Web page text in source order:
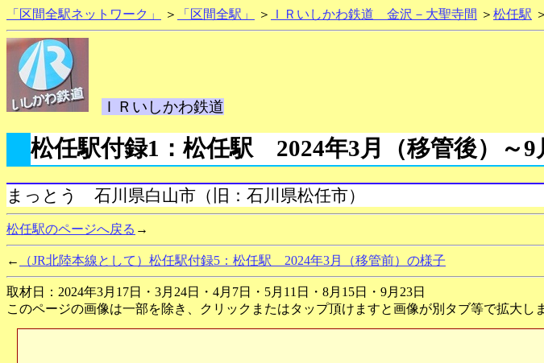
「区間全駅ネットワーク」 ＞ 「区間全駅」 ＞ ＩＲいしかわ鉄道 金沢－大聖寺間 ＞ 松任駅
ＩＲいしかわ鉄道
松任駅付録1：松任駅 2024年3月（移管後）～9
まっとう 石川県白山市（旧：石川県松任市）
松任駅のページへ戻る →
← （JR北陸本線として）松任駅付録5：松任駅 2024年3月（移管前）の様子
取材日：2024年3月17日・3月24日・4月7日・5月11日・8月15日・9月23日
このページの画像は一部を除き、クリックまたはタップ頂けますと画像が別タブ等で拡大し